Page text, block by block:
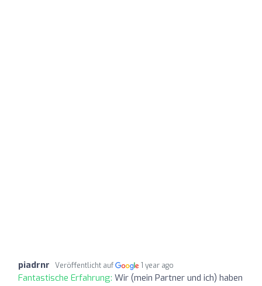
piadrnr Veröffentlicht auf 1 year ago
Fantastische Erfahrung: Wir (mein Partner und ich) haben